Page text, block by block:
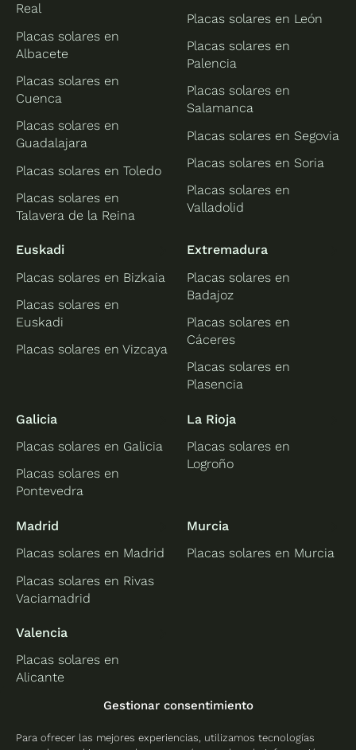
Gestionar consentimiento
Para ofrecer las mejores experiencias, utilizamos tecnologías
Real
Placas solares en
Albacete
Placas solares en
Cuenca
Placas solares en
Guadalajara
Placas solares en Toledo
Placas solares en
Talavera de la Reina
Placas solares en León
Placas solares en
Palencia
Placas solares en
Salamanca
Placas solares en Segovia
Placas solares en Soria
Placas solares en
Valladolid
Euskadi
Placas solares en Bizkaia
Placas solares en
Euskadi
Placas solares en Vizcaya
Extremadura
Placas solares en
Badajoz
Placas solares en
Cáceres
Placas solares en
Plasencia
Galicia
Placas solares en Galicia
Placas solares en
Pontevedra
La Rioja
Placas solares en
Logroño
Madrid
Placas solares en Madrid
Placas solares en Rivas
Vaciamadrid
Murcia
Placas solares en Murcia
Valencia
Placas solares en
Alicante
Placas solares en